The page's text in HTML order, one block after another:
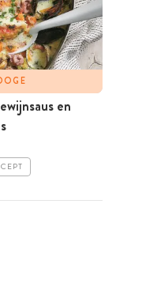
en